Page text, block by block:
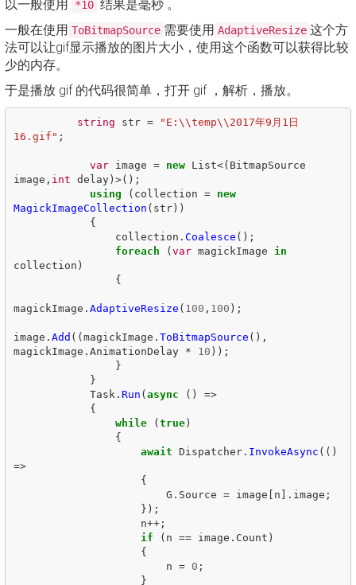
以一般使用
*10 结果是毫秒 。
一般在使用 ToBitmapSource 需要使用 AdaptiveResize 这个方
法可以让gif显示播放的图片大小，使用这个函数可以获得比较
少的内存。
于是播放 gif 的代码很简单，打开 gif ，解析，播放。
string str =
"E:\\temp\\2017年9月1日
16.gif" ;
var image = new List<( BitmapSource
image , int delay)>();
using
( collection =
new
MagickImageCollection ( str))
{
collection . Coalesce ();
foreach
( var magickImage in
collection )
{
magickImage . AdaptiveResize ( 100 , 100 );
image . Add (( magickImage . ToBitmapSource (),
magickImage . AnimationDelay * 10 ));
}
}
Task. Run ( async ()
=>
{
while
( true)
{
await Dispatcher. InvokeAsync (()
=>
{
G . Source = image n ]. image ;
});
n++;
if
( n == image . Count )
{
n = 0 ;
}